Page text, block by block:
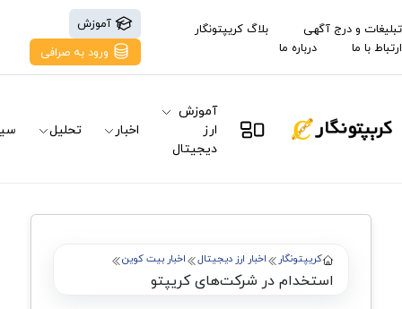
تبلیغات و درج آگهی
بلاگ کریپتونگار
ارتباط با ما
درباره ما
آموزش
ورود به صرافی
آموزش
ارز
دیجیتال
اخبار تحلیل
کریپتونگار اخبار ارز دیجیتال اخبار بیت کوین
استخدام در شرکت‌های کریپتو